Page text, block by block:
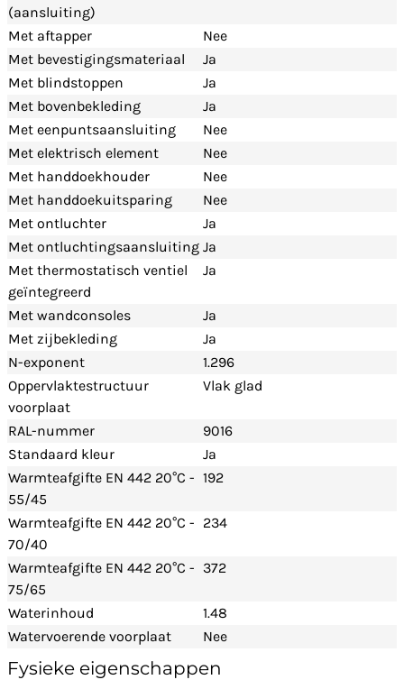
(aansluiting)
Met aftapper
Nee
Met bevestigingsmateriaal
Ja
Met blindstoppen
Ja
Met bovenbekleding
Ja
Met eenpuntsaansluiting
Nee
Met elektrisch element
Nee
Met handdoekhouder
Nee
Met handdoekuitsparing
Nee
Met ontluchter
Ja
Met ontluchtingsaansluiting Ja
Met thermostatisch ventiel
geïntegreerd
Ja
Met wandconsoles
Ja
Met zijbekleding
Ja
N-exponent
1.296
Oppervlaktestructuur
voorplaat
Vlak glad
RAL-nummer
9016
Standaard kleur
Ja
Warmteafgifte EN 442 20°C -
55/45
192
Warmteafgifte EN 442 20°C -
70/40
234
Warmteafgifte EN 442 20°C -
75/65
372
Waterinhoud
1.48
Watervoerende voorplaat
Nee
Fysieke eigenschappen